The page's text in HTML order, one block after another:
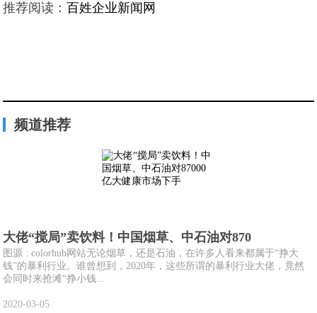
推荐阅读：百姓企业新闻网
频道推荐
大佬“搅局”卖饮料！中国烟草、中石油对870
图源 : colorhub网站无论烟草，还是石油，在许多人看来都属于“挣大
钱”的暴利行业。谁曾想到，2020年，这些所谓的暴利行业大佬，竟然
会同时来抢滩“挣小钱...
2020-03-05